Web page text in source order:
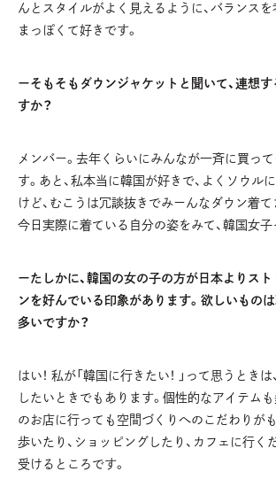
んとスタイルがよく見えるように、バランス
まっぽくて好きです。
ーそもそもダウンジャケットと聞いて、連想
すか？
メンバー。去年くらいにみんなが一斉に買っ
す。あと、私本当に韓国が好きで、よくソウル
けど、むこうは冗談抜きでみーんなダウン着て
今日実際に着ている自分の姿をみて、韓国女子
ーたしかに、韓国の女の子の方が日本よりス
ンを好んでいる印象があります。欲しいもの
多いですか？
はい！ 私が「韓国に行きたい！ 」って思うとき
したいときでもあります。個性的なアイテムも
のお店に行っても空間づくりへのこだわりが
歩いたり、ショッピングしたり、カフェに行く
受けるところです。